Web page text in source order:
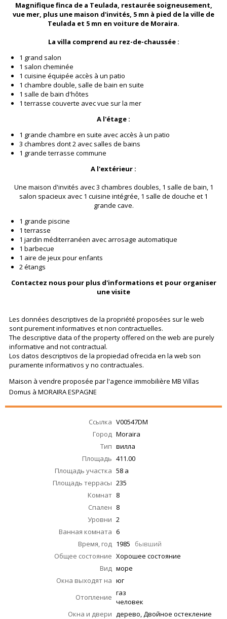
Magnifique finca de a Teulada, restaurée soigneusement,
vue mer, plus une maison d'invités, 5 mn à pied de la ville de
Teulada et 5 mn en voiture de Moraira.
La villa comprend au rez-de-chaussée :
1 grand salon
1 salon cheminée
1 cuisine équipée accès à un patio
1 chambre double, salle de bain en suite
1 salle de bain d'hôtes
1 terrasse couverte avec vue sur la mer
A l'étage :
1 grande chambre en suite avec accès à un patio
3 chambres dont 2 avec salles de bains
1 grande terrasse commune
A l'extérieur :
Une maison d'invités avec 3 chambres doubles, 1 salle de bain, 1
salon spacieux avec 1 cuisine intégrée, 1 salle de douche et 1
grande cave.
1 grande piscine
1 terrasse
1 jardin méditerranéen avec arrosage automatique
1 barbecue
1 aire de jeux pour enfants
2 étangs
Contactez nous pour plus d'informations et pour organiser
une visite
Les données descriptives de la propriété proposées sur le web
sont purement informatives et non contractuelles.
The descriptive data of the property offered on the web are purely
informative and not contractual.
Los datos descriptivos de la propiedad ofrecida en la web son
puramente informativos y no contractuales.
Maison à vendre proposée par l'agence immobilière MB Villas
Domus à MORAIRA ESPAGNE
Ссылка V00547DM
Город Moraira
Тип вилла
Площадь 411.00
Площадь участка 58 a
Площадь террасы 235
Комнат 8
Спален 8
Уровни 2
Ванная комната 6
Время, год 1985 бывший
Общее состояние Хорошее состояние
Вид море
Окна выходят на юг
Отопление газ
человек
Окна и двери дерево, Двойное остекление